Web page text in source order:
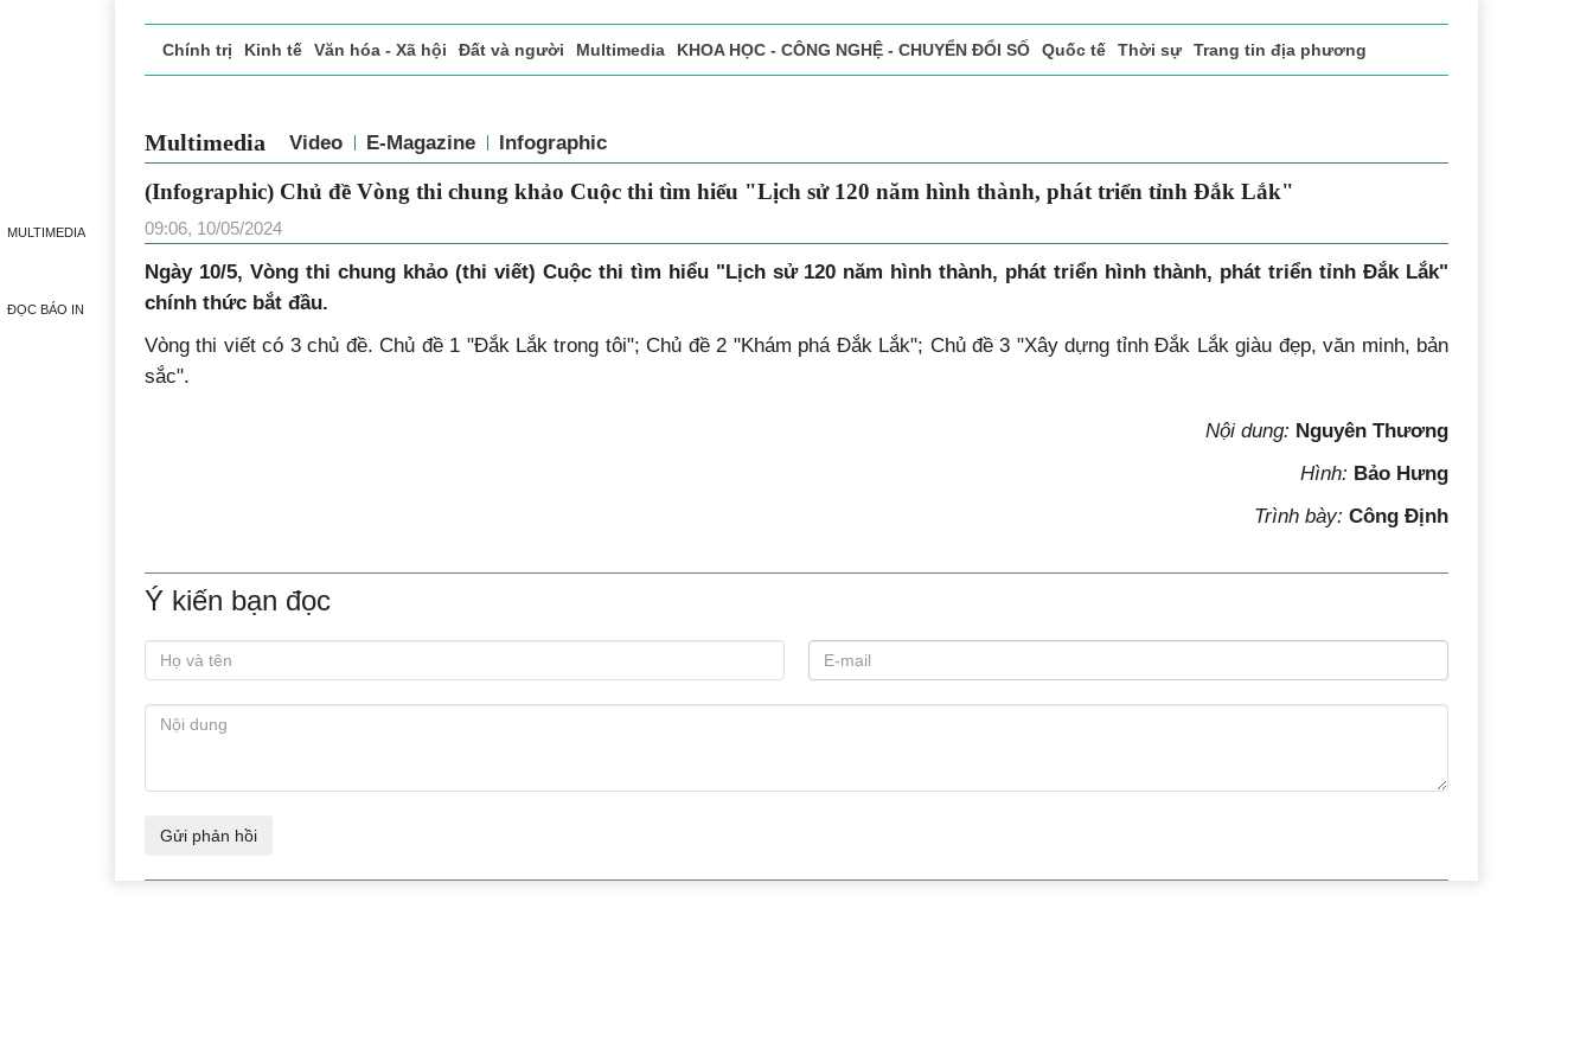
MULTIMEDIA
ĐỌC BÁO IN
Chính trị Kinh tế Văn hóa - Xã hội Đất và người Multimedia KHOA HỌC - CÔNG NGHỆ - CHUYỂN ĐỔI SỐ Quốc tế Thời sự Trang tin địa phương
Multimedia Video E-Magazine Infographic
(Infographic) Chủ đề Vòng thi chung khảo Cuộc thi tìm hiểu "Lịch sử 120 năm hình thành, phát triển tỉnh Đắk Lắk"
09:06, 10/05/2024
Ngày 10/5, Vòng thi chung khảo (thi viết) Cuộc thi tìm hiểu "Lịch sử 120 năm hình thành, phát triển hình thành, phát triển tỉnh Đắk Lắk"
chính thức bắt đầu.
Vòng thi viết có 3 chủ đề. Chủ đề 1 "Đắk Lắk trong tôi"; Chủ đề 2 "Khám phá Đắk Lắk"; Chủ đề 3 "Xây dựng tỉnh Đắk Lắk giàu đẹp, văn minh, bản
sắc".
Nội dung: Nguyên Thương
Hình: Bảo Hưng
Trình bày: Công Định
Ý kiến bạn đọc